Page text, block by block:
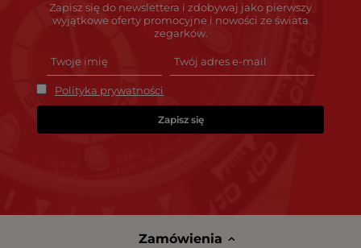
Zapisz się do newslettera i zdobywaj jako pierwszy
wyjątkowe oferty promocyjne i nowości ze świata
zegarków.
Polityka prywatności
Zapisz się
Zamówienia